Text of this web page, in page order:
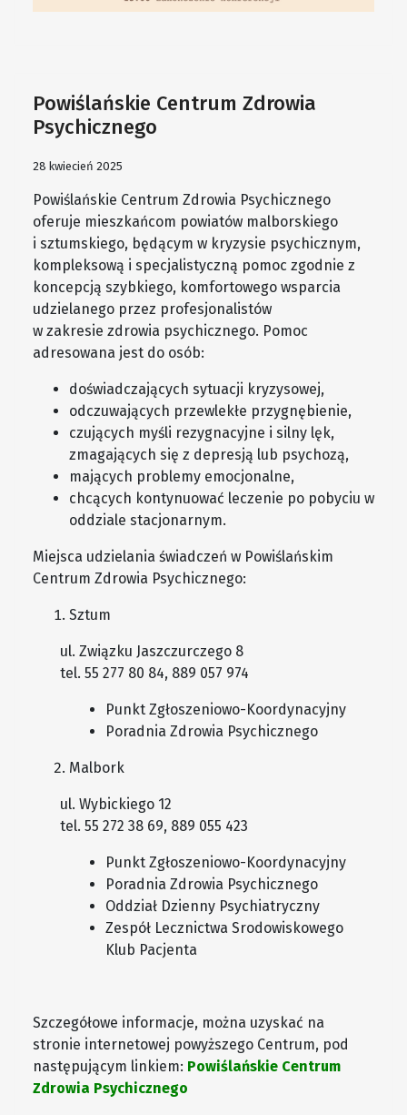
Powiślańskie Centrum Zdrowia
Psychicznego
28 kwiecień 2025
Powiślańskie Centrum Zdrowia Psychicznego
oferuje mieszkańcom powiatów malborskiego
i sztumskiego, będącym w kryzysie psychicznym,
kompleksową i specjalistyczną pomoc zgodnie z
koncepcją szybkiego, komfortowego wsparcia
udzielanego przez profesjonalistów
w zakresie zdrowia psychicznego. Pomoc
adresowana jest do osób:
doświadczających sytuacji kryzysowej,
odczuwających przewlekłe przygnębienie,
czujących myśli rezygnacyjne i silny lęk,
zmagających się z depresją lub psychozą,
mających problemy emocjonalne,
chcących kontynuować leczenie po pobyciu w
oddziale stacjonarnym.
Miejsca udzielania świadczeń w Powiślańskim
Centrum Zdrowia Psychicznego:
Sztum
ul. Związku Jaszczurczego 8
tel. 55 277 80 84, 889 057 974
Punkt Zgłoszeniowo-Koordynacyjny
Poradnia Zdrowia Psychicznego
Malbork
ul. Wybickiego 12
tel. 55 272 38 69, 889 055 423
Punkt Zgłoszeniowo-Koordynacyjny
Poradnia Zdrowia Psychicznego
Oddział Dzienny Psychiatryczny
Zespół Lecznictwa Srodowiskowego
Klub Pacjenta
Szczegółowe informacje, można uzyskać na
stronie internetowej powyższego Centrum, pod
następującym linkiem: Powiślańskie Centrum
Zdrowia Psychicznego